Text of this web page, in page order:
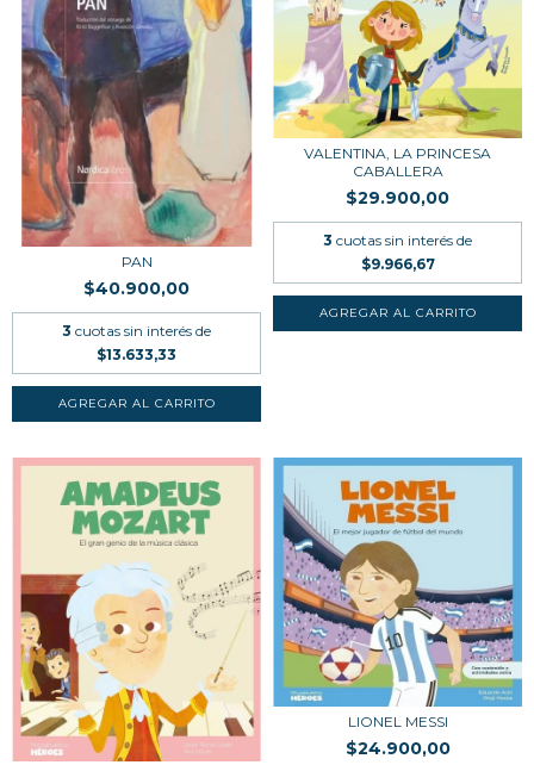
PAN
$40.900,00
3 cuotas sin interés de
$13.633,33
VALENTINA, LA PRINCESA
CABALLERA
$29.900,00
3 cuotas sin interés de
$9.966,67
LIONEL MESSI
$24.900,00